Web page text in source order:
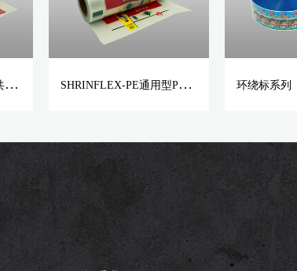
S
HRINFLEX-PEP 五层共挤聚烯烃收缩膜 S
HRINFLEX-PE通用型PE收缩膜 环绕标系列